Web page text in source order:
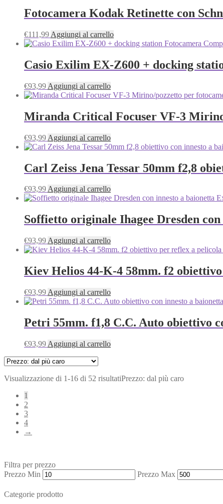
Fotocamera Kodak Retinette con
€111,99 Aggiungi al carrello
Casio Exilim EX-Z600 + docking
€93,99 Aggiungi al carrello
Miranda Critical Focuser VF-3
€93,99 Aggiungi al carrello
Carl Zeiss Jena Tessar 50mm f2,8
€93,99Aggiungi al carrello
Soffietto originale Ihagee Dresden
€93,99 Aggiungi al carrello
Kiev Helios 44-K-4 58mm. f2
€93,99 Aggiungi al carrello
Petri 55mm. f1,8 C.C. Auto obiettivo
€93,99 Aggiungi al carrello
Visualizzazione di 1-16 di 52 risultatiPrezzo: dal più caro
1
2
3
4
→
Filtra per prezzo
Prezzo Min
Prezzo Max
Categorie prodotto